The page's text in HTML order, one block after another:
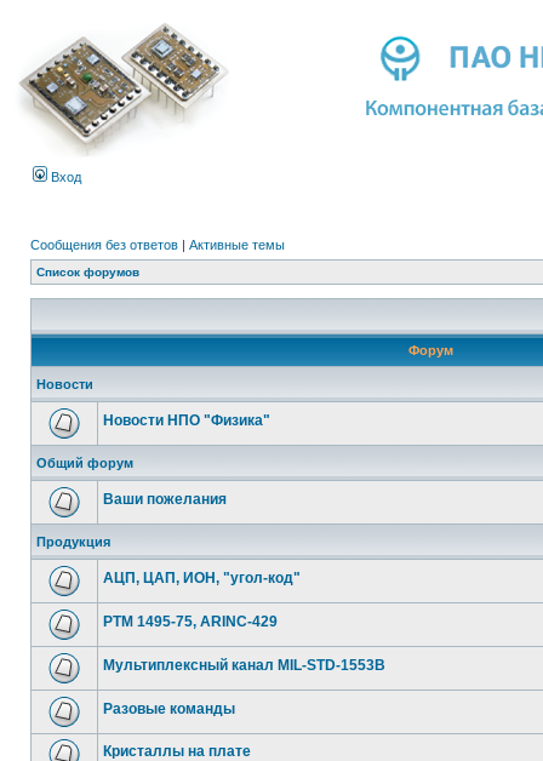
Вход
Сообщения без ответов | Активные темы
Список форумов
Форум
Новости
Новости НПО "Физика"
Общий форум
Ваши пожелания
Продукция
АЦП, ЦАП, ИОН, "угол-код"
РТМ 1495-75, ARINC-429
Мультиплексный канал MIL-STD-1553B
Разовые команды
Кристаллы на плате